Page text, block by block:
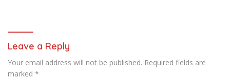
Leave a Reply
Your email address will not be published. Required fields are
marked *